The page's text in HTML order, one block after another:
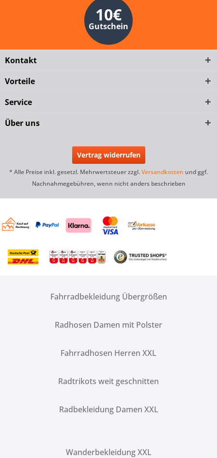
10€
Gutschein
Kontakt
Vorteile
Service
Über uns
Vertrag widerrufen
* Alle Preise inkl. gesetzl. Mehrwertsteuer zzgl.Versandkosten und ggf.
Nachnahmegebühren, wenn nicht anders beschrieben
Fahrradbekleidung Übergrößen
Radhosen Damen mit Polster
Fahrradhosen Herren XXL
Radtrikots weit geschnitten
Radbekleidung Damen XXL
Wanderbekleidung XXL